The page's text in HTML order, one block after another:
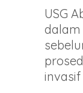
USG
dalam